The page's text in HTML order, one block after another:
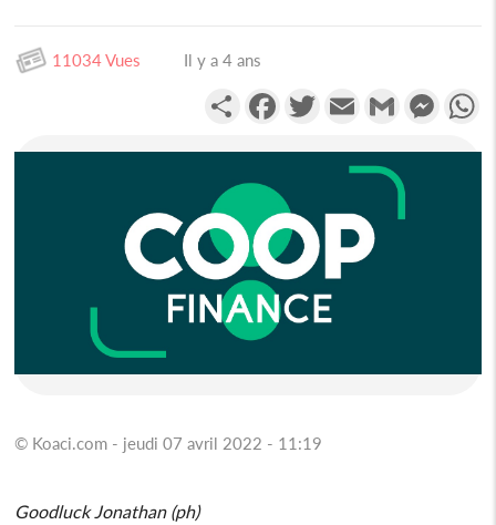
11034 Vues Il y a 4 ans
PartagerFacebookTwitterEmail Gmail
© Koaci.com - jeudi 07 avril 2022 - 11:19
Goodluck Jonathan (ph)